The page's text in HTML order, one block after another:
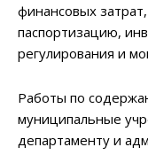
финансовых
паспортизацию,
регулирования и
Работы по
муниципальные
департаменту и